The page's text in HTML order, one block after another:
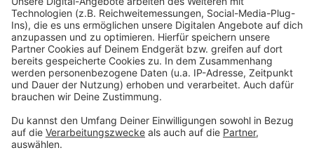
Anzeige
Wir benötigen Ihre
Video-Service zu laden!